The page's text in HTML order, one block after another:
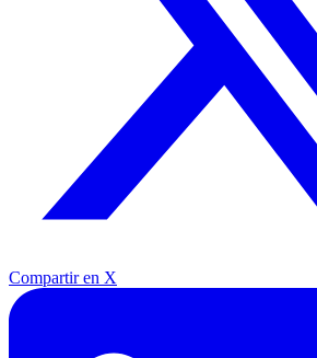
Compartir en X